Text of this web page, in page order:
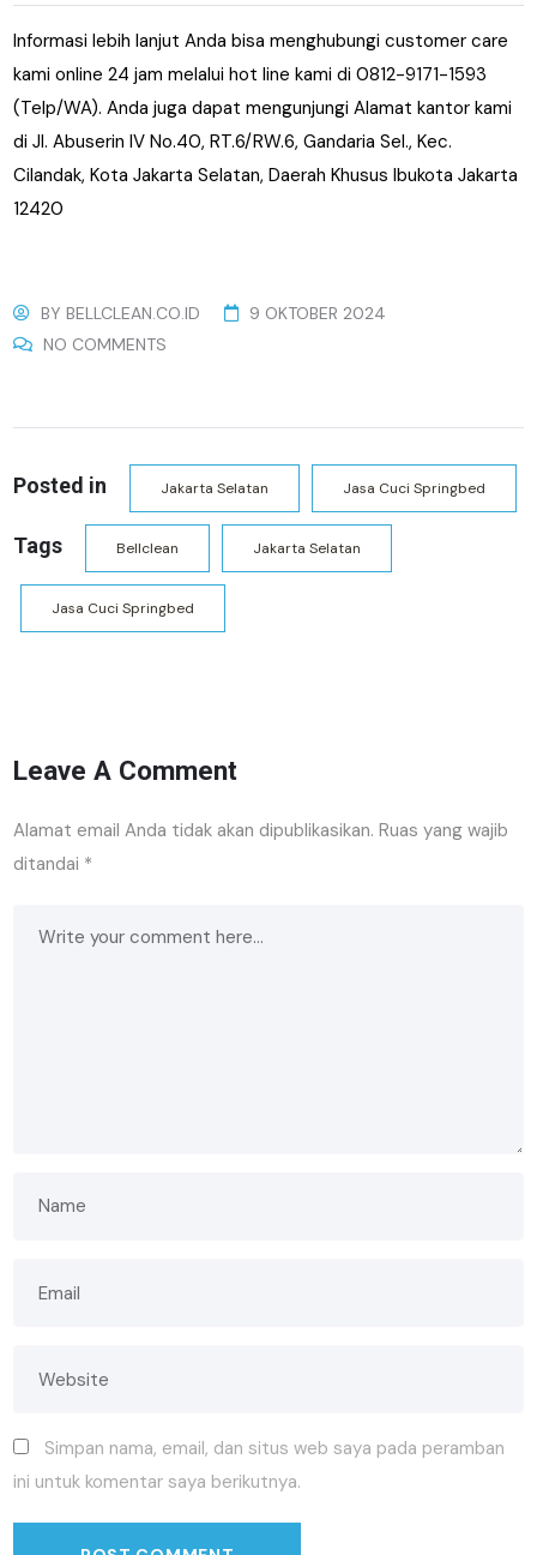
Informasi lebih lanjut Anda bisa menghubungi customer care
kami online 24 jam melalui hot line kami di 0812-9171-1593
(Telp/WA). Anda juga dapat mengunjungi Alamat kantor kami
diJl. Abuserin IV No.40, RT.6/RW.6, Gandaria Sel., Kec.
Cilandak, Kota Jakarta Selatan, Daerah Khusus Ibukota Jakarta
12420
BYBELLCLEAN.CO.ID
9 OKTOBER 2024
NO COMMENTS
Posted in Jakarta Selatan Jasa Cuci Springbed
Tags Bellclean Jakarta Selatan
Jasa Cuci Springbed
Leave A Comment
Alamat email Anda tidak akan dipublikasikan. Ruas yang wajib
ditandai *
Simpan nama, email, dan situs web saya pada peramban
ini untuk komentar saya berikutnya.